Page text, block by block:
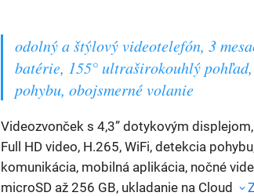
odolný a štýlový videotelefón, 3
batérie, 155° ultraširokouhlý
pohybu, obojsmerné volanie
Videozvonček s 4,3” dotykovým
Full HD video, H.265, WiFi, detekcia
komunikácia, mobilná aplikácia, nočné
microSD až 256 GB, ukladanie na Cloud